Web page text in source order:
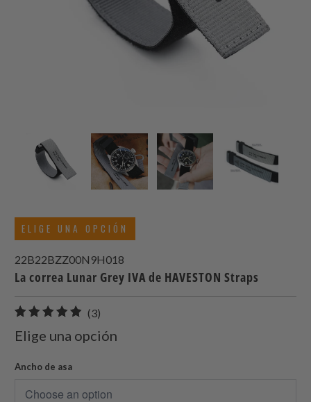
ELIGE UNA OPCIÓN
22B22BZZ00N9H018
La correa Lunar Grey IVA de HAVESTON Straps
(3)
total
Elige una opción
Ancho de asa